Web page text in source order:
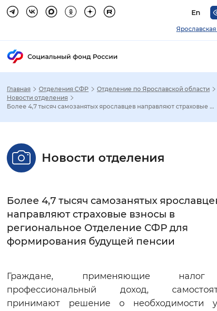
En
Настройка режима отображения
Стандартный Увеличенный
Интервал между буквами
Цвет сайта
Инверсивный
Главная Отделения СФР
Отделение по Ярославской области
Новости отделения
Более 4,7 тысяч самозанятых ярославцев направляют страховые ...
Новости отделения
Более 4,7 тысяч самозанятых
направляют страховые взносы в
региональное Отделение СФР для
формирования будущей пенсии
Граждане, применяющие
профессиональный доход,
принимают решение о необходимости